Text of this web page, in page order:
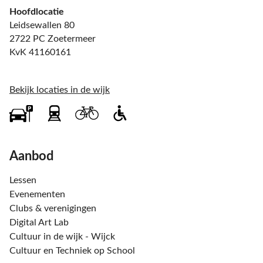
Hoofdlocatie
Leidsewallen 80
2722 PC Zoetermeer
KvK 41160161
Bekijk locaties in de wijk
Aanbod
Lessen
Evenementen
Clubs & verenigingen
Digital Art Lab
Cultuur in de wijk - Wijck
Cultuur en Techniek op School